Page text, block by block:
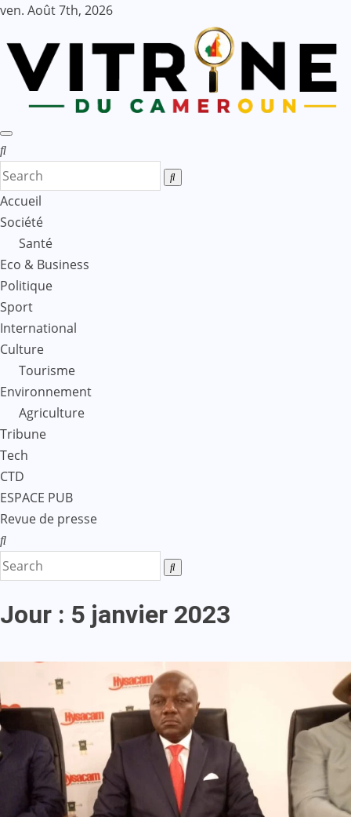
Skip
content
ven. Août 7th, 2026
Accueil
Société
Santé
Eco & Business
Politique
Sport
International
Culture
Tourisme
Environnement
Agriculture
Tribune
Tech
CTD
ESPACE PUB
Revue de presse
Jour : 5 janvier 2023